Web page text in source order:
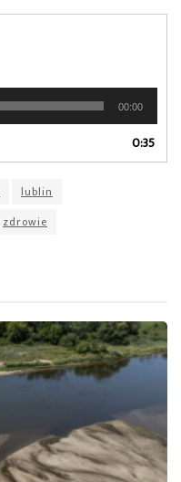
00:00
0:35
lublin
zdrowie